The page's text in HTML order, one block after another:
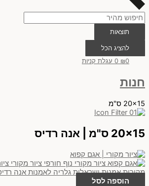
תוצאות
להציג הכל
₪0
0 עגלת קניות
חנות
20x15 ס"מ
20x15 ס"מ | אנה רדיס
הוספה לסל